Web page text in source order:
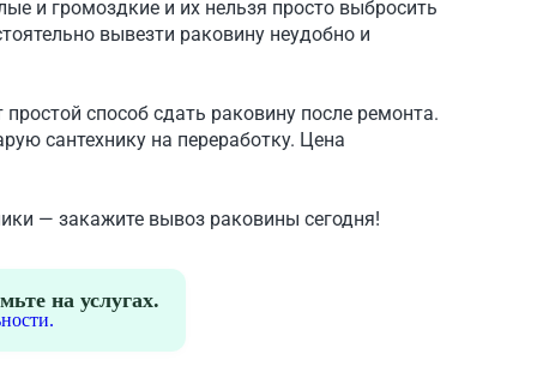
и громоздкие и их нельзя просто выбросить
вывезти раковину неудобно и
способ сдать раковину после ремонта.
сантехнику на переработку. Цена
— закажите вывоз раковины сегодня!
на услугах.